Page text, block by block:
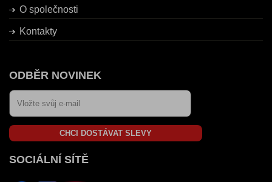
O společnosti
Kontakty
ODBĚR NOVINEK
CHCI DOSTÁVAT SLEVY
SOCIÁLNÍ SÍTĚ